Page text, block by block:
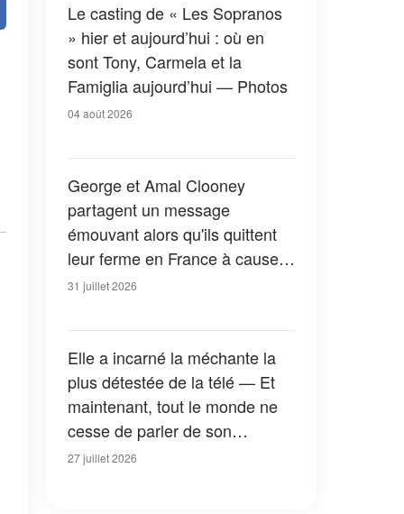
Le casting de « Les Sopranos
» hier et aujourd’hui : où en
sont Tony, Carmela et la
Famiglia aujourd’hui — Photos
04 août 2026
George et Amal Clooney
partagent un message
émouvant alors qu'ils quittent
leur ferme en France à cause
des feux de forêt — Tous les
31 juillet 2026
Elle a incarné la méchante la
plus détestée de la télé — Et
maintenant, tout le monde ne
cesse de parler de son
apparition dans la nouvelle
27 juillet 2026